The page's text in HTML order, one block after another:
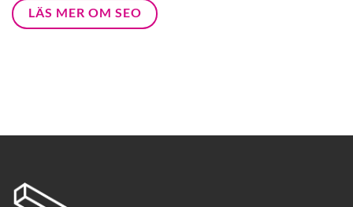
LÄS MER OM SEO